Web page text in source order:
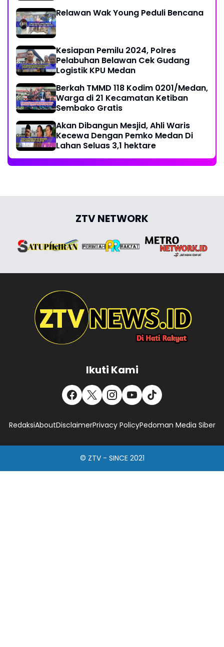
Relawan Wak Young Peduli Bencana
Kesiapan Pemilu 2024, Polres
Pelabuhan Belawan Cek Gudang
Logistik KPU Medan
Berkah TMMD 118 Kodim 0201/Medan,
Warga di 21 Kecamatan Ketiban
Sembako Gratis
Akan Dibangun Mesjid, Ahli Waris
Kecewa Dengan Pemko Medan Di
Lahan Seluas 3,1 hektare
ZTV NETWORK
Ikuti Kami
RedaksiAboutDisclaimerPrivacy PolicyPedoman Media Siber
© ZTV - SINCE 2021